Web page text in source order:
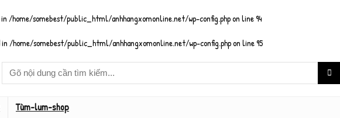
/home/somebest/public_html/anhhangxomonline.net/wp-config.phpon line94
/home/somebest/public_html/anhhangxomonline.net/wp-config.phpon line95
Tùm-lum-shop